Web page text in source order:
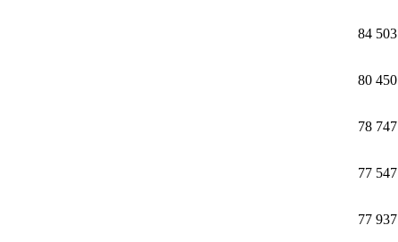
84 503
80 450
78 747
77 547
77 937